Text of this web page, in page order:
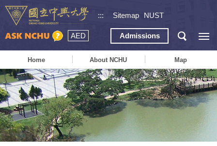
::: Sitemap NUST
AED Admissions
Home About NCHU Map